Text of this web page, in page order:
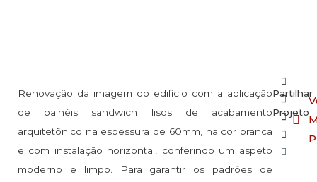
Renovação da imagem do edifício com a aplicação
de painéis sandwich lisos de acabamento
arquitetônico na espessura de 60mm, na cor branca
e com instalação horizontal, conferindo um aspeto
moderno e limpo. Para garantir os padrões de
Partilhar
Projeto